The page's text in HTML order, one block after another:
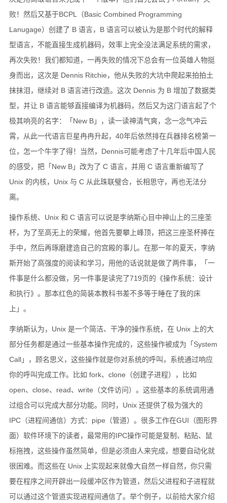
败！然后又基于BCPL（Basic Combined Programming
Lanugage）创建了 B 语言，B 语言可以被认为是那个时代的解释
型语言，不能直接生成机器码，效率上完全没法满足系统的需求，
再次失败！我们都知道，一再失败的情况下总会有一位英雄人物挺
身而出，这次是 Dennis Ritchie，他从失败的大坑中爬起来拍拍土
抹抹泪，继续对 B 语言进行改造。这次 Dennis 为 B 增加了数据类
型，并让 B 语言能够直接编译为机器码，然后又为这门语言起了个
极其响亮的名字：「New B」，读一读神清气爽，念一念气冲云
霄，从此一代语言巨星冉冉升起，40年后依然排在兵器排名榜第一
位，怎一个牛字了得！当然，Dennis可能考虑了十几年后中国人民
的感受，把「New B」改为了 C 语言，并用 C 语言重新编写了
Unix 的内核，Unix 与 C 从此珠联璧合，长相思守，再也无法分
离。
操作系统、Unix 和 C 语言可以说是李纳斯心目中神山上的三座圣
杯，为了至高无上的荣耀，他首先要攀上峰顶，把这三座圣杯捧在
手中，然后再琢磨建造自己的宫殿的事儿。在那一年的夏天，李纳
斯开始了高强度的阅读和学习，用他的话说就是做了两件事，「一
件事是什么都没做，另一件事是读完了719页的《操作系统：设计
和执行》。那本红色的简装本教科书差不多等于睡在了我的床
上」。
李纳斯认为，Unix 是一个简洁、干净的操作系统，在 Unix 上的大
部分任务都是通过一些基本操作完成的，这些操作被成为「System
Call」，顾名思义，这些操作就是你对系统的呼叫，系统通过响应
你的呼叫完成工作。比如 fork、clone（创建子进程），比如
open、close、read、write（文件访问）。这些基本的系统调用通
过组合可以完成大部分功能。同时，Unix 还提供了极为强大的
IPC（进程间通信）方式：pipe（管道）。很多工作在GUI（图形界
面）软件环境下的读者，最常用的IPC操作可能是复制、粘贴、鼠
标拖拽，这些操作虽然简单，但是必须由人来完成，想要自动化就
很困难。而这些在 Unix 上实现起来就像大自然一样自然，你只需
要在程序之间开辟出一段缓冲区作为管道，然后父进程和子进程就
可以通过这个管道实现进程间通信了。举个例子，以前给大家介绍